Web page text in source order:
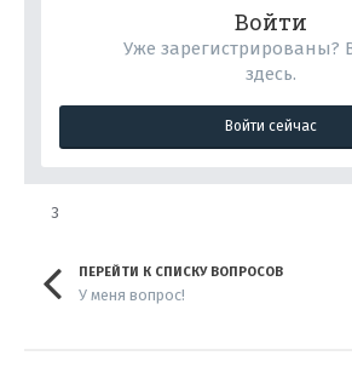
Войти
Уже зарегистрированы?
здесь.
Войти сейчас
3
ПЕРЕЙТИ К СПИСКУ ВОПРОСОВ
У меня вопрос!